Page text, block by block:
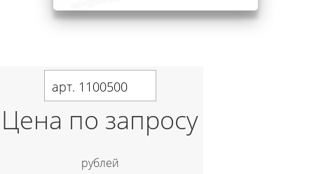
арт. 1100500
Цена по запросу
рублей